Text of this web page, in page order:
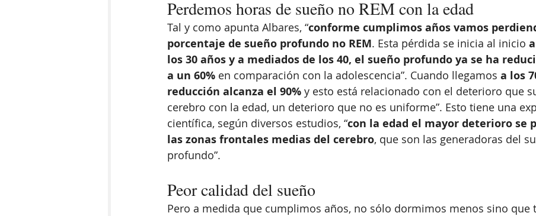
Perdemos horas de sueño no REM con la edad
Tal y como apunta Albares, “conforme cumplimos años vamos
porcentaje de sueño profundo no REM. Esta pérdida se inicia al inicio
los 30 años y a mediados de los 40, el sueño profundo ya se ha
a un 60% en comparación con la adolescencia”. Cuando llegamos a los
reducción alcanza el 90% y esto está relacionado con el deterioro que
cerebro con la edad, un deterioro que no es uniforme”. Esto tiene una
científica, según diversos estudios, “con la edad el mayor deterioro se
las zonas frontales medias del cerebro, que son las generadoras del
profundo”.
Peor calidad del sueño
Pero a medida que cumplimos años, no sólo dormimos menos sino que